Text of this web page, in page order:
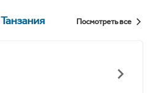
Танзания Посмотреть все